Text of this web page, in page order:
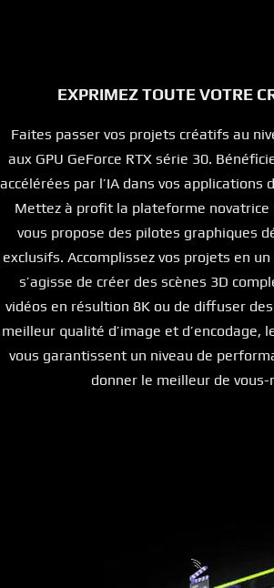
EXPRIMEZ TOUTE VOTRE
Faites passer vos projets créatifs au
aux GPU GeForce RTX série 30.
accélérées par l’IA dans vos applications
Mettez à profit la plateforme novatrice
vous propose des pilotes graphiques
exclusifs. Accomplissez vos projets en un
s’agisse de créer des scènes 3D
vidéos en résultion 8K ou de diffuser
meilleur qualité d’image et d’encodage,
vous garantissent un niveau de
donner le meilleur de vous-